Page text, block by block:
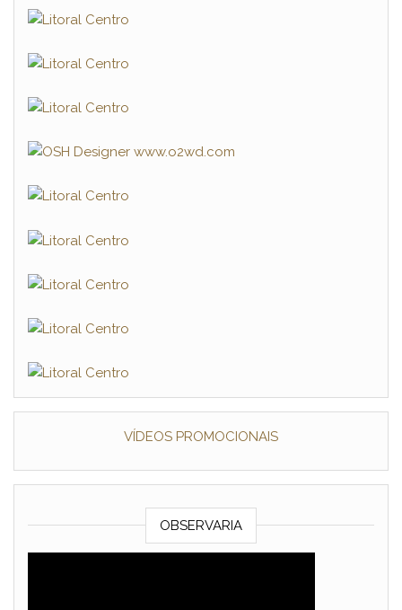
VÍDEOS PROMOCIONAIS
OBSERVARIA